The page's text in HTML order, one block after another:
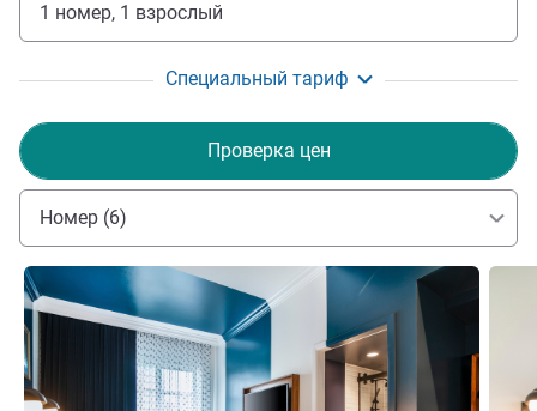
1 номер, 1 взрослый
Специальный тариф
Проверка цен
Номер (6)
Подробная информация